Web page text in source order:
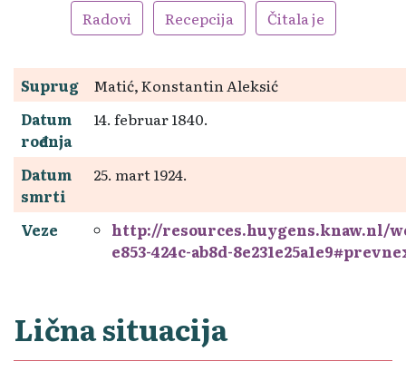
Radovi
Recepcija Čitala je
Suprug
Matić, Konstantin Aleksić
Datum
rođenja
14. februar 1840.
Datum
smrti
25. mart 1924.
Veze
http://resources.huygens.knaw.nl/
e853-424c-ab8d-
Lična situacija